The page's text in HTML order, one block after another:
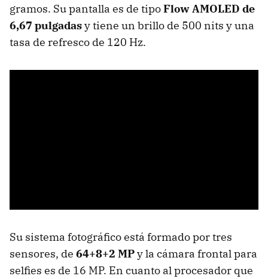
gramos. Su pantalla es de tipoFlow AMOLED de
6,67 pulgadasy tiene un brillo de 500 nits y una
tasa de refresco de 120 Hz.
Su sistema fotográfico está formado por tres
sensores, de 64+8+2 MPy la cámara frontal para
selfies es de 16 MP. En cuanto al procesador que